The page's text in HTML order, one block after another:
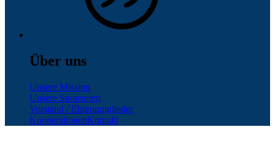
Über uns
Unsere Mission
Unsere Sponsoren
Vorstand / Ehrenmitglieder
KooperationenKontakt